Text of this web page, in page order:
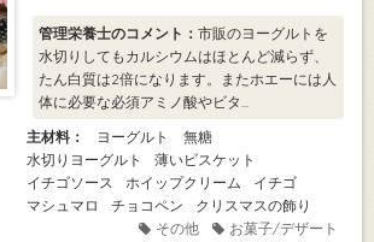
管理栄養士のコメント： 市販のヨーグルトを
水切りしてもカルシウムはほとんど減らず、
たん白質は2倍になります。またホエーには人
体に必要な必須アミノ酸やビタ...
主材料：
ヨーグルト 無糖
水切りヨーグルト
薄いビスケット
イチゴソース
ホイップクリーム
イチゴ
マシュマロ
チョコペン
クリスマスの飾り
その他
お菓子/デザート